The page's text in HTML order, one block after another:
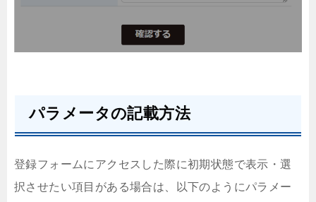
パラメータの記載方法
登録フォームにアクセスした際に初期状態で表示・選
択させたい項目がある場合は、以下のようにパラメー